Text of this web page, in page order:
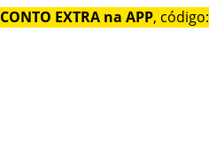
EXTRA na APP, código: